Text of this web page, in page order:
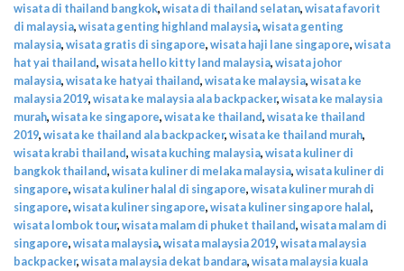
wisata di thailand bangkok,wisata di thailand selatan,wisata favorit
di malaysia,wisata genting highland malaysia,wisata genting
malaysia,wisata gratis di singapore,wisata haji lane singapore,wisata
hat yai thailand,wisata hello kitty land malaysia,wisata johor
malaysia,wisata ke hatyai thailand,wisata ke malaysia,wisata ke
malaysia 2019,wisata ke malaysia ala backpacker,wisata ke malaysia
murah,wisata ke singapore,wisata ke thailand,wisata ke thailand
2019,wisata ke thailand ala backpacker,wisata ke thailand murah,
wisata krabi thailand,wisata kuching malaysia,wisata kuliner di
bangkok thailand,wisata kuliner di melaka malaysia,wisata kuliner di
singapore,wisata kuliner halal di singapore,wisata kuliner murah di
singapore,wisata kuliner singapore,wisata kuliner singapore halal,
wisata lombok tour,wisata malam di phuket thailand,wisata malam di
singapore,wisata malaysia,wisata malaysia 2019,wisata malaysia
backpacker,wisata malaysia dekat bandara,wisata malaysia kuala